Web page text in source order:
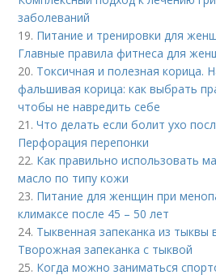
заболеваний
19. Питание и тренировки для
Главные правила фитнеса для
20. Токсичная и полезная корица.
фальшивая корица: как выбрать
чтобы не навредить себе
21.Что делать если болит ухо
Перфорация перепонки
22. Как правильно использовать
масло по типу кожи
23. Питание для женщин при
климаксе после 45 – 50 лет
24. Тыквенная запеканка из тыквы
Творожная запеканка с тыквой
25. Когда можно заниматься